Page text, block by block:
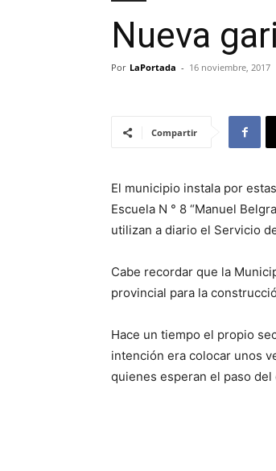
Nueva
Por LaPortada - 16 noviembre, 2017
Compartir
El municipio instala por
Escuela N ° 8 “Manuel
utilizan a diario el Servicio
Cabe recordar que la
provincial para la
Hace un tiempo el propio
intención era colocar unos
quienes esperan el paso del